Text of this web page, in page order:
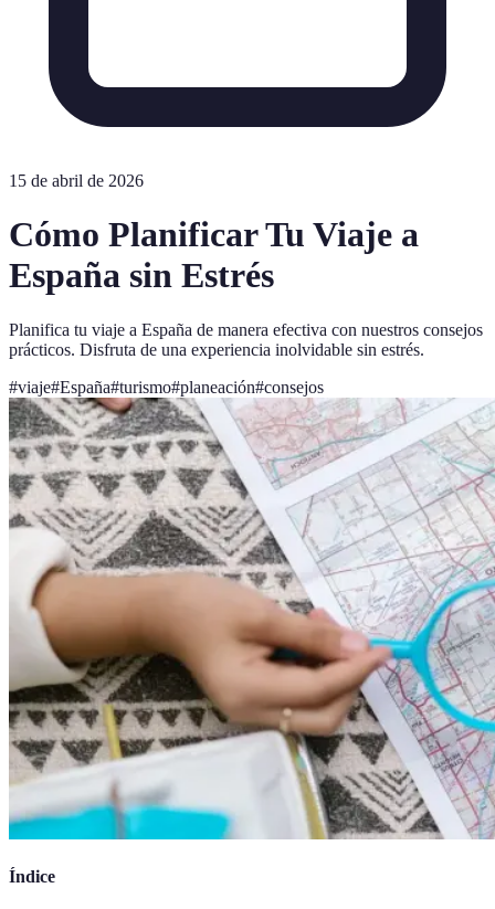
15 de abril de 2026
Cómo Planificar Tu Viaje a
España sin Estrés
Planifica tu viaje a España de manera efectiva con nuestros consejos
prácticos. Disfruta de una experiencia inolvidable sin estrés.
#viaje#España#turismo#planeación#consejos
Índice